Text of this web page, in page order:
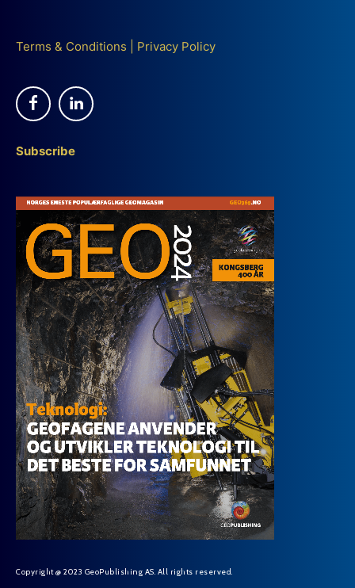
Terms & Conditions Privacy Policy
Subscribe
Copyright @ 2023 GeoPublishing AS. All rights reserved.